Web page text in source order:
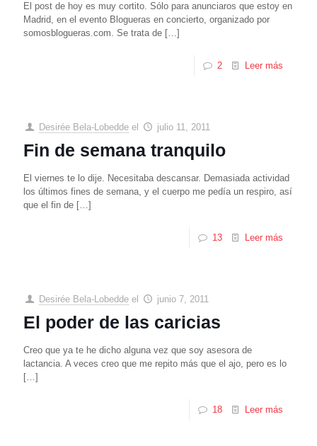
El post de hoy es muy cortito. Sólo para anunciaros que estoy en
Madrid, en el evento Blogueras en concierto, organizado por
somosblogueras.com. Se trata de […]
2 Leer más
Desirée Bela-Lobedde el julio 11, 2011
Fin de semana tranquilo
El viernes te lo dije. Necesitaba descansar. Demasiada actividad
los últimos fines de semana, y el cuerpo me pedía un respiro, así
que el fin de […]
13 Leer más
Desirée Bela-Lobedde el junio 7, 2011
El poder de las caricias
Creo que ya te he dicho alguna vez que soy asesora de
lactancia. A veces creo que me repito más que el ajo, pero es lo
[…]
18 Leer más